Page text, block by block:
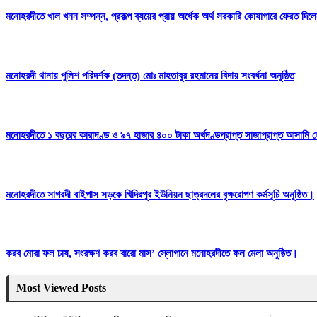
মনোহরদীতে খাল খনন সম্পন্ন, প্রকল্প ব্যয়ের প্রায় অর্ধেক অর্থ সরকারি কোষাগারে ফেরত
মনোহরদী থানায় পুলিশ পরিদর্শক (তদন্ত) মোঃ মাহতাবুর রহমানের বিদায় সংবর্ধনা অনুষ্ঠিত
মনোহরদীতে ১ বছরের কারাদণ্ড ও ৯৭ হাজার ৪০০ টাকা অর্থদণ্ডপ্রাপ্ত সাজাপ্রাপ্ত আসামি
মনোহরদীতে সাগরদী বাইপাস সড়কে খিদিরপুর ইউনিয়ন ছাত্রদলের বৃক্ষরোপণ কর্মসূচি অনুষ্ঠিত।
করব মোরা ফল চাষ, সংরক্ষণ করব বারো মাস’ স্লোগানে মনোহরদীতে ফল মেলা অনুষ্ঠিত।
Most Viewed Posts